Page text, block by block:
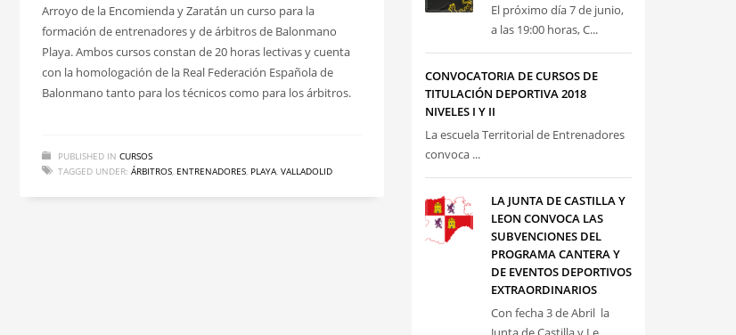
Arroyo de la Encomienda y Zaratán un curso para la
formación de entrenadores y de árbitros de Balonmano
Playa. Ambos cursos constan de 20 horas lectivas y cuenta
con la homologación de la Real Federación Española de
Balonmano tanto para los técnicos como para los árbitros.
PUBLISHED IN CURSOS
TAGGED UNDER: ÁRBITROS, ENTRENADORES, PLAYA, VALLADOLID
El próximo día 7 de junio,
a las 19:00 horas, C...
CONVOCATORIA DE CURSOS DE
TITULACIÓN DEPORTIVA 2018
NIVELES I Y II
La escuela Territorial de Entrenadores
convoca ...
LA JUNTA DE CASTILLA Y
LEON CONVOCA LAS
SUBVENCIONES DEL
PROGRAMA CANTERA Y
DE EVENTOS DEPORTIVOS
EXTRAORDINARIOS
Con fecha 3 de Abril la